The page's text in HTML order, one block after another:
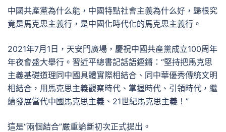
中國共產黨為什么能，中國特點社會主義為什么好，歸根究
竟是馬克思主義行，是中國化時代化的馬克思主義行。
2021年7月1日，天安門廣場，慶祝中國共產黨成立100周年
年夜會盛大舉行。習近平總書記話語鏗鏘：“堅持把馬克思
主義基礎道理同中國具體實際相結合、同中華優秀傳統文明
相結合，用馬克思主義觀察時代、掌握時代、引領時代，繼
續發展當代中國馬克思主義、21世紀馬克思主義！”
這是“兩個結合”嚴重論斷初次正式提出。